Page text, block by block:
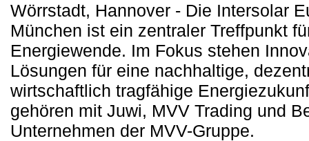
Wörrstadt, Hannover - Die Intersolar
München ist ein zentraler Treffpunkt
Energiewende. Im Fokus stehen
Lösungen für eine nachhaltige,
wirtschaftlich tragfähige
gehören mit Juwi, MVV Trading und
Unternehmen der MVV-Gruppe.